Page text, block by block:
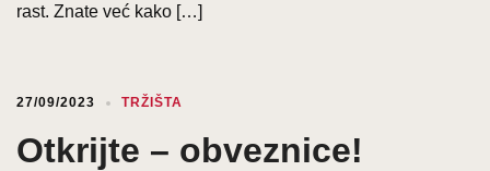
rast. Znate već kako […]
27/09/2023 TRŽIŠTA
Otkrijte – obveznice!